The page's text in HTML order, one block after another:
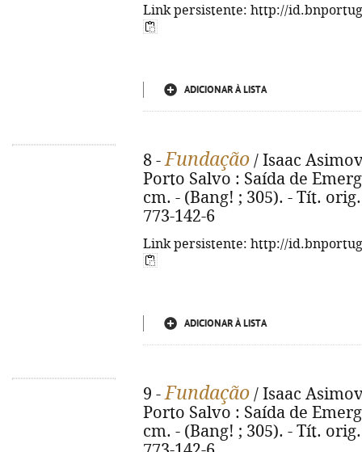
Link persistente: http://
ADICIONAR À LISTA
8 -Fundação / Isaac
Porto Salvo : Saída de
cm. - (Bang! ; 305). - Tít.
773-142-6
Link persistente: http://
ADICIONAR À LISTA
9 -Fundação / Isaac
Porto Salvo : Saída de
cm. - (Bang! ; 305). - Tít.